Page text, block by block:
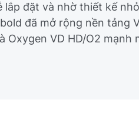
lắp đặt và nhờ thiết kế
đã mở rộng nền tảng
Oxygen VD HD/O2 mạnh